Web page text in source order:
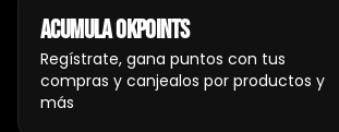
AcumulaOkpoints
Regístrate, gana puntos con tus
compras y canjealos por productos y
más